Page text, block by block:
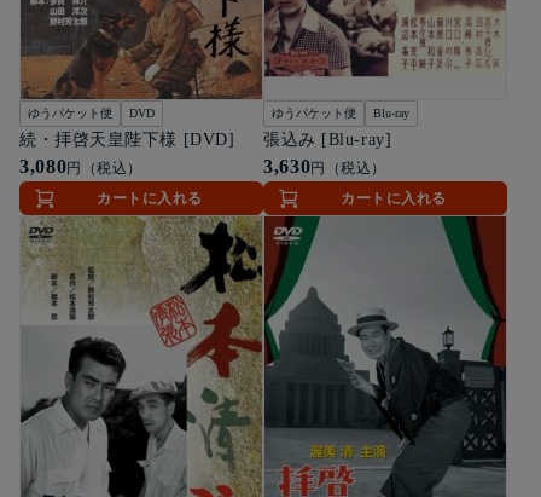
ゆうパケット便 DVD
続・拝啓天皇陛下様 [DVD]
3,080円（税込）
カートに入れる
ゆうパケット便 Blu-ray
張込み [Blu-ray]
3,630円（税込）
カートに入れる